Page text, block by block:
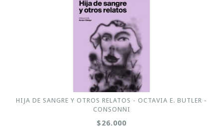
HIJA DE SANGRE Y OTROS RELATOS - OCTAVIA E. BUTLER -
CONSONNI
$26.000